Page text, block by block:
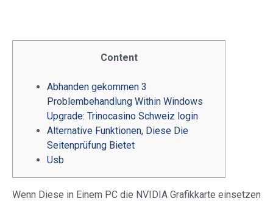
Content
Abhanden gekommen 3
Problembehandlung Within Windows
Upgrade: Trinocasino Schweiz login
Alternative Funktionen, Diese Die
Seitenprüfung Bietet
Usb
Wenn Diese in Einem PC die NVIDIA Grafikkarte einsetzen